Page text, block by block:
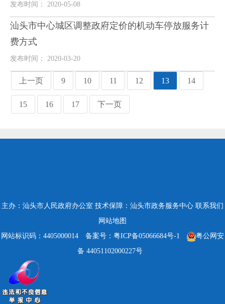
发布时间： 2020-05-08
汕头市中心城区调整政府定价的机动车停放服务计
费方式
发布时间： 2020-03-20
上一页 9 10 11 12 13 14
15 16 17 下一页
主办：汕头市人民政府办公室 技术保障：汕头市政务服务中心 联系我们
网站地图
网站标识码：4405000014
备案号：粤ICP备05066684号-1
粤公网安
备 44051102000227号